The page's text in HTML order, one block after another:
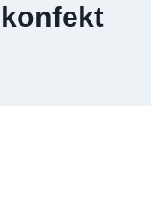
konfekt